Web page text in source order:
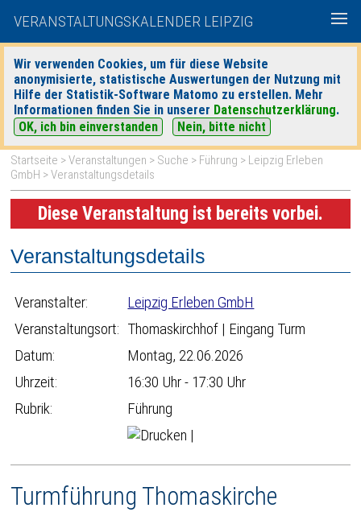
VERANSTALTUNGSKALENDER LEIPZIG
Wir verwenden Cookies, um für diese Website
anonymisierte, statistische Auswertungen der Nutzung mit
Hilfe der Statistik-Software Matomo zu erstellen. Mehr
Informationen finden Sie in unserer Datenschutzerklärung.
OK, ich bin einverstanden
Nein, bitte nicht
heute|morgen| Detaillierte Suche
Startseite >Veranstaltungen > Suche > Führung > Leipzig Erleben
GmbH > Veranstaltungsdetails
Diese Veranstaltung ist bereits vorbei.
Veranstaltungsdetails
Veranstalter:
Leipzig Erleben GmbH
Veranstaltungsort: Thomaskirchhof | Eingang Turm
Datum:
Montag, 22.06.2026
Uhrzeit:
16:30 Uhr - 17:30 Uhr
Rubrik:
Führung
|
Turmführung Thomaskirche